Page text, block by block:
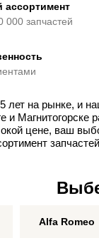
000 запчастей
лет на рынке, и
и
цене, ваш
Alfa Romeo